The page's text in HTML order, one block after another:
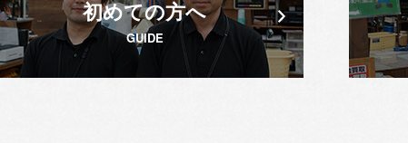
初めての方へ
GUIDE